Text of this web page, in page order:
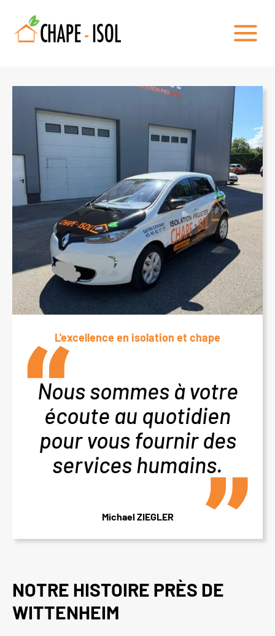
L'excellence en isolation et chape
Nous sommes à votre
écoute au quotidien
pour vous fournir des
services humains.
Michael ZIEGLER
NOTRE HISTOIRE PRÈS DE
WITTENHEIM